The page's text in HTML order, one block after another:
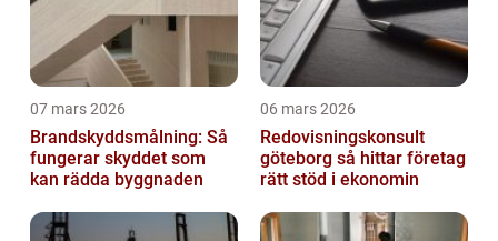
07 mars 2026
Brandskyddsmålning: Så
fungerar skyddet som
kan rädda byggnaden
06 mars 2026
Redovisningskonsult
göteborg så hittar företag
rätt stöd i ekonomin